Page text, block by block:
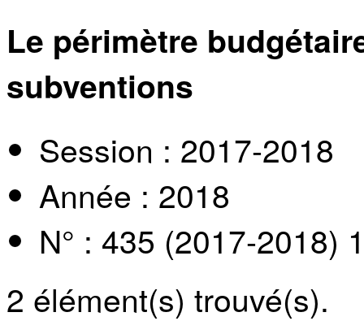
Le périmètre
subventions
Session : 2017-2018
Année : 2018
N° : 435 (2017-2018)
2 élément(s) trouvé(s).